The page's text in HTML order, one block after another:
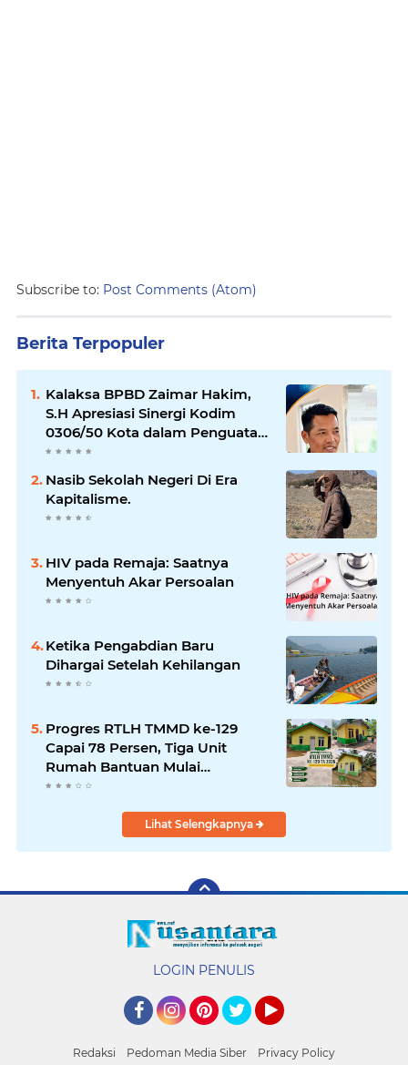
Subscribe to: Post Comments (Atom)
Berita Terpopuler
Kalaksa BPBD Zaimar Hakim,
S.H Apresiasi Sinergi Kodim
0306/50 Kota dalam Penguatan
Mitigasi dan Penanganan
Bencana
Nasib Sekolah Negeri Di Era
Kapitalisme.
HIV pada Remaja: Saatnya
Menyentuh Akar Persoalan
Ketika Pengabdian Baru
Dihargai Setelah Kehilangan
Progres RTLH TMMD ke-129
Capai 78 Persen, Tiga Unit
Rumah Bantuan Mulai
Rampung
Lihat Selengkapnya
LOGIN PENULIS
Redaksi Pedoman Media Siber Privacy Policy